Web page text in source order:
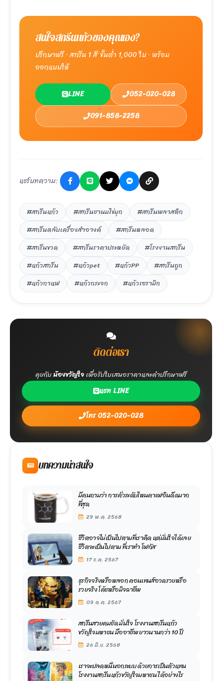
สนใจสกรีนแก้วของคุณเอง?
ปรึกษาฟรี · สกรีน 1 สี ขั้นต่ำ 1,000 ใบ · พร้อม
ออกแบบให้
LINE
052-020-028
091-858-2258
แชร์บทความ:
#สกรีนแก้ว #สกรีนชานมไข่มุก
#สกรีนพลาสติก
#สกรีนตลับเครื่องสำอางค์
#สกรีนหลอด
#สกรีนขวด
#สกรีนราคาประหยัด
#โรงงานสกรีน
#แก้วสกรีน
#แก้วpet #แก้วPP
#สกรีนถูก
#แก้วกาแฟ
#แก้วกระจก #แก้วเซรามิก
ติดต่อเรา
คุยกับน้องขวัญใจเพื่อรับใบเสนอราคาและคำปรึกษาฟรี
แชท LINE
โทร 052-020-028
บทความน่าสนใจ
มีคนถามว่า การคั่วระดับไหนคาเฟอินดีดมาก
ที่สุด
29 พ.ค. 2568
ชีวิตอาจไม่เป็นไปตามที่เราคิด แต่มั่นใจได้เลย
ชีวิตจะเป็นไปตาม ที่เราทำ โฟกัส
17 ธ.ค. 2567
ธุรกิจจริงหรือหลอก คอนเทนส์อวดรวยหรือ
รวยจริง โค้ชหรือมิจฉาชีพ
09 ต.ค. 2567
สกรีนสวยคมชัด มั่นใจ โรงงานสกรีนแก้ว
ขวัญใจมหาชน มืออาชีพ ยาวนานกว่า 10 ปี
26 มิ.ย. 2568
เราจะปลดหนี้นอกระบบ ด้วยการเป็นตัวแทน
โรงงานสกรีนแก้วขวัญใจมหาชน ได้อย่างไร